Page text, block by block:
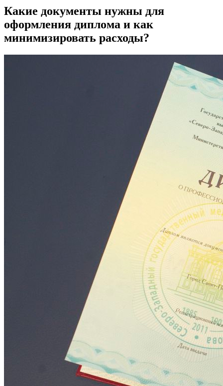
Какие документы нужны для
оформления диплома и как
минимизировать расходы?